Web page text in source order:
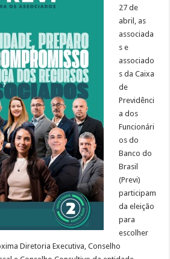
27 de
abril, as
associada
s e
associado
s da Caixa
de
Previdênci
a dos
Funcionári
os do
Banco do
Brasil
(Previ)
participam
da eleição
para
escolher
Diretoria Executiva, Conselho